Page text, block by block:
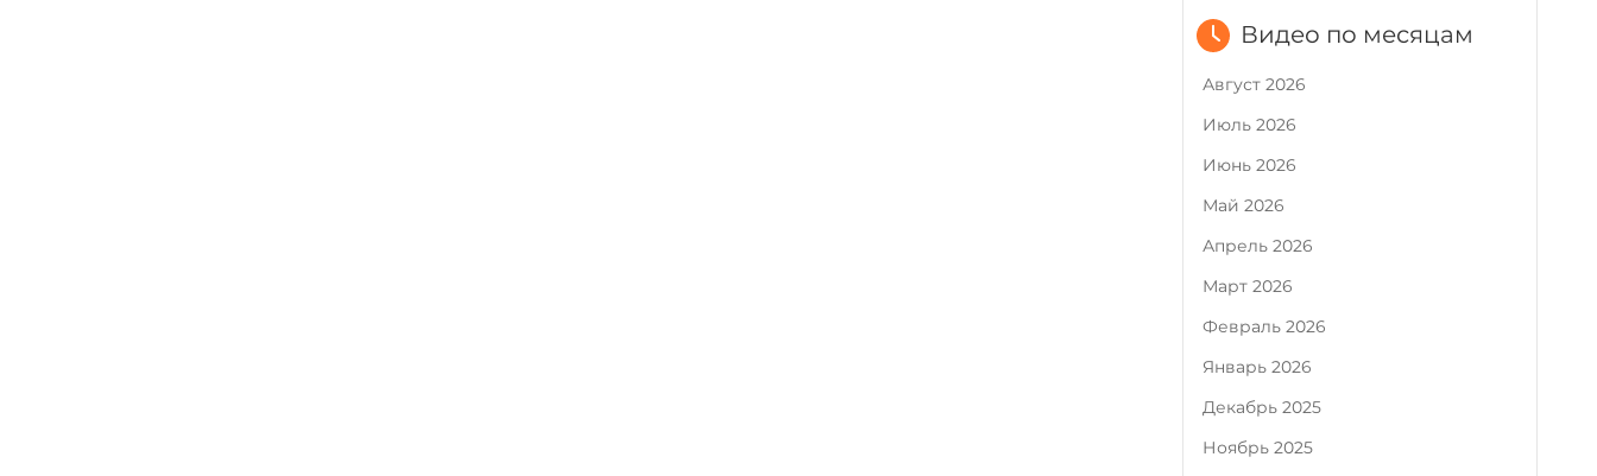
Видео по месяцам
Август 2026
Июль 2026
Июнь 2026
Май 2026
Апрель 2026
Март 2026
Февраль 2026
Январь 2026
Декабрь 2025
Ноябрь 2025